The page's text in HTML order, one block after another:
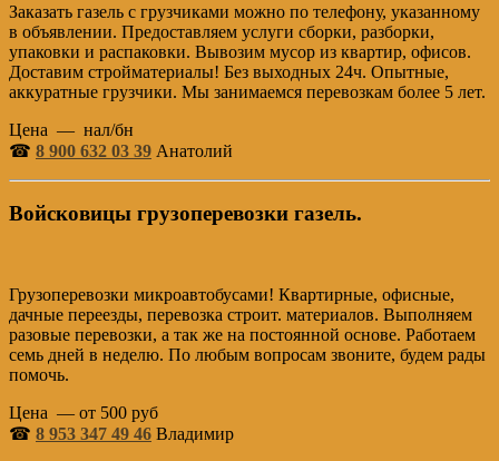
Заказать газель с грузчиками можно по телефону, указанному
в объявлении. Предоставляем услуги сборки, разборки,
упаковки и распаковки. Вывозим мусор из квартир, офисов.
Доставим стройматериалы! Без выходных 24ч. Опытные,
аккуратные грузчики. Мы занимаемся перевозкам более 5 лет.
Цена — нал/бн
☎ 8 900 632 03 39 Анатолий
Войсковицы грузоперевозки газель.
Грузоперевозки микроавтобусами! Квартирные, офисные,
дачные переезды, перевозка строит. материалов. Выполняем
разовые перевозки, а так же на постоянной основе. Работаем
семь дней в неделю. По любым вопросам звоните, будем рады
помочь.
Цена — от 500 руб
☎ 8 953 347 49 46 Владимир